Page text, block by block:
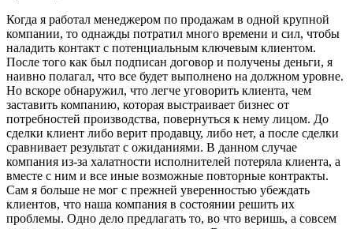
Когда я работал менеджером по продажам в одной крупной
компании, то однажды потратил много времени и сил, чтобы
наладить контакт с потенциальным ключевым клиентом.
После того как был подписан договор и получены деньги, я
наивно полагал, что все будет выполнено на должном уровне.
Но вскоре обнаружил, что легче уговорить клиента, чем
заставить компанию, которая выстраивает бизнес от
потребностей производства, повернуться к нему лицом. До
сделки клиент либо верит продавцу, либо нет, а после сделки
сравнивает результат с ожиданиями. В данном случае
компания из-за халатности исполнителей потеряла клиента, а
вместе с ним и все иные возможные повторные контракты.
Сам я больше не мог с прежней уверенностью убеждать
клиентов, что наша компания в состоянии решить их
проблемы. Одно дело предлагать то, во что веришь, а совсем